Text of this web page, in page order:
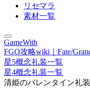
リセマラ
素材一覧
GameWith
FGO攻略wiki｜Fate/
星5概念礼装一覧
星4概念礼装一覧
清姫のバレンタイン礼